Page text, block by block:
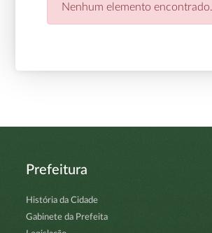
Nenhum elemento encontrado.
Prefeitura
História da Cidade
Gabinete da Prefeita